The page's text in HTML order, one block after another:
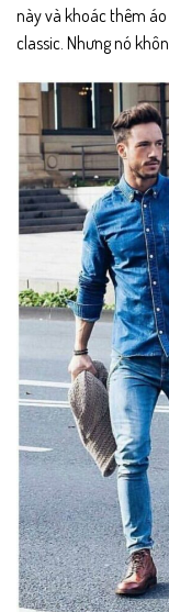
này và khoác thêm
classic. Nhưng nó